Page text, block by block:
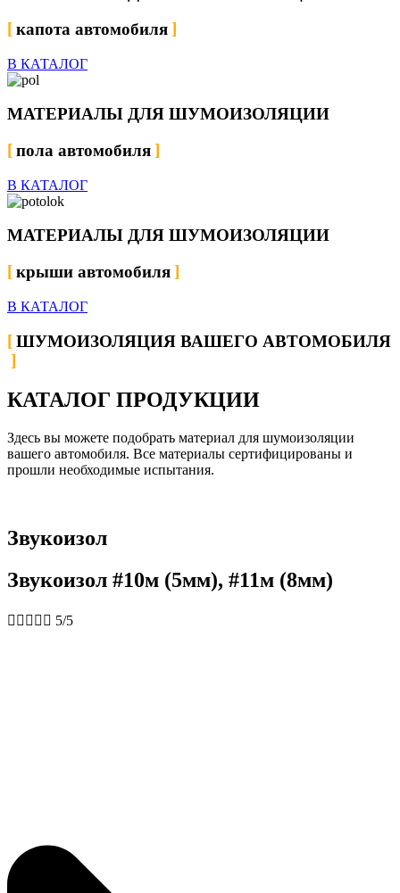
капота автомобиля
В КАТАЛОГ
МАТЕРИАЛЫ ДЛЯ ШУМОИЗОЛЯЦИИ
пола автомобиля
В КАТАЛОГ
МАТЕРИАЛЫ ДЛЯ ШУМОИЗОЛЯЦИИ
крыши автомобиля
В КАТАЛОГ
ШУМОИЗОЛЯЦИЯ ВАШЕГО АВТОМОБИЛЯ
КАТАЛОГ ПРОДУКЦИИ
Здесь вы можете подобрать материал для шумоизоляции
вашего автомобиля. Все материалы сертифицированы и
прошли необходимые испытания.
Звукоизол
Звукоизол #10м (5мм), #11м (8мм)
     5/5